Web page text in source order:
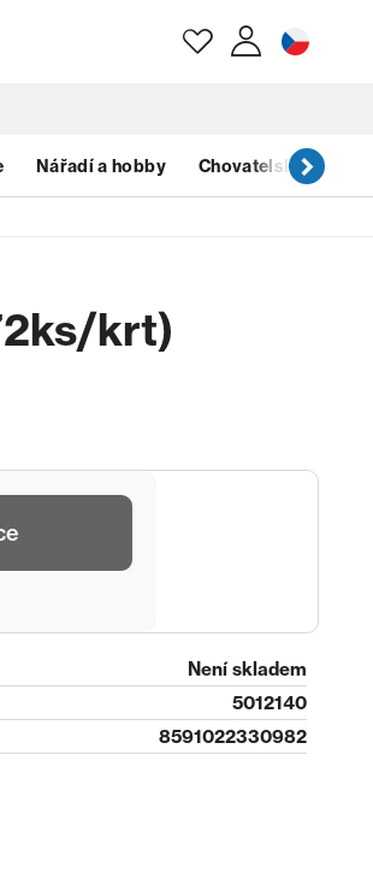
Zapomenuté heslo?
Nářadí a hobby Chovatelské
krt)
Není skladem
5012140
8591022330982